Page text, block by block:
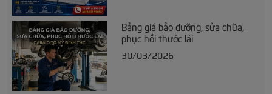
Bảng giá bảo dưỡng, sửa chữa,
phục hồi thước lái
30/03/2026